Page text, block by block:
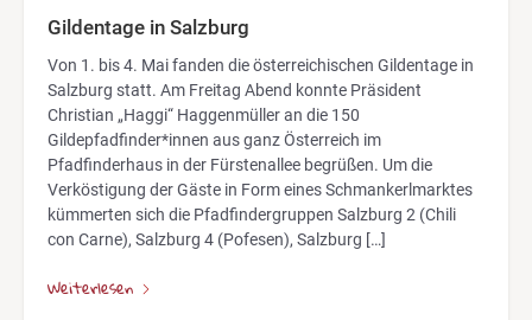
Gildentage in Salzburg
Von 1. bis 4. Mai fanden die österreichischen Gildentage in
Salzburg statt. Am Freitag Abend konnte Präsident
Christian „Haggi“ Haggenmüller an die 150
Gildepfadfinder*innen aus ganz Österreich im
Pfadfinderhaus in der Fürstenallee begrüßen. Um die
Verköstigung der Gäste in Form eines Schmankerlmarktes
kümmerten sich die Pfadfindergruppen Salzburg 2 (Chili
con Carne), Salzburg 4 (Pofesen), Salzburg […]
Weiterlesen